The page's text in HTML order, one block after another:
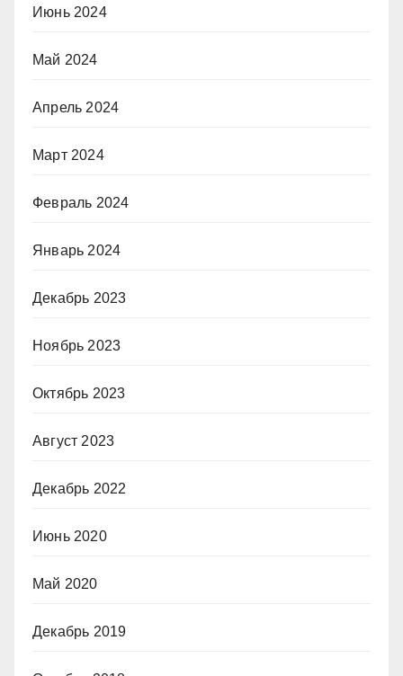
Июнь 2024
Май 2024
Апрель 2024
Март 2024
Февраль 2024
Январь 2024
Декабрь 2023
Ноябрь 2023
Октябрь 2023
Август 2023
Декабрь 2022
Июнь 2020
Май 2020
Декабрь 2019